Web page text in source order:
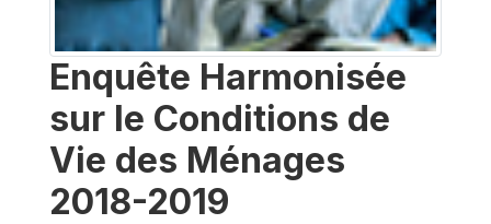
Enquête Harmonisée
sur le Conditions de
Vie des Ménages
2018-2019